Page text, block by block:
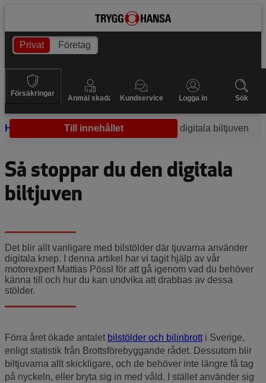
Till innehållet
Privat Företag
Försäkringar
Anmäl skada Kundservice Logga in Sök
Hem Säkerhet Så stoppar du den digitala biltjuven
Så stoppar du den digitala
biltjuven
Det blir allt vanligare med bilstölder där tjuvarna använder
digitala knep. I denna artikel har vi tagit hjälp av vår
motorexpert Mattias Pössl för att gå igenom vad du behöver
känna till och hur du kan undvika att drabbas av dessa
stölder.
Förra året ökade antalet bilstölder och bilinbrotti Sverige,
enligt statistik från Brottsförebyggande rådet. Dessutom blir
biltjuvarna allt skickligare, och de behöver inte längre få tag
på nyckeln, eller bryta sig in med våld. I stället använder sig